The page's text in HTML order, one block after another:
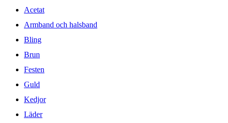
Acetat
Armband och halsband
Bling
Brun
Festen
Guld
Kedjor
Läder